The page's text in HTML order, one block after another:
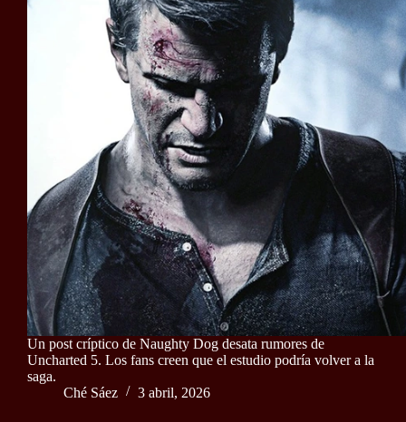
Un post críptico de Naughty Dog desata rumores de
Uncharted 5. Los fans creen que el estudio podría volver a la
saga.
Ché Sáez
3 abril, 2026